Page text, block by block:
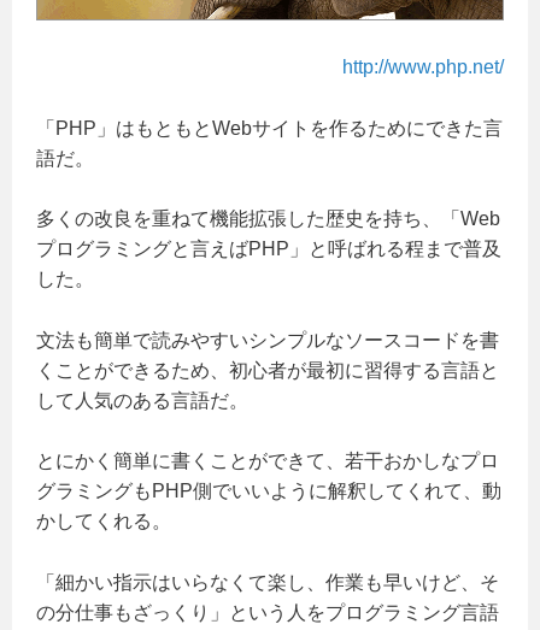
http://www.php.net/
「PHP」はもともとWebサイトを作るためにできた言
語だ。
多くの改良を重ねて機能拡張した歴史を持ち、「Web
プログラミングと言えばPHP」と呼ばれる程まで普及
した。
文法も簡単で読みやすいシンプルなソースコードを書
くことができるため、初心者が最初に習得する言語と
して人気のある言語だ。
とにかく簡単に書くことができて、若干おかしなプロ
グラミングもPHP側でいいように解釈してくれて、動
かしてくれる。
「細かい指示はいらなくて楽し、作業も早いけど、そ
の分仕事もざっくり」という人をプログラミング言語